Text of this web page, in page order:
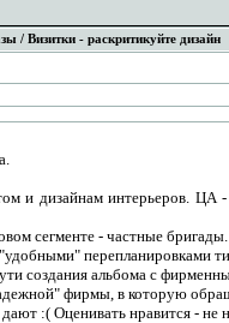
/ Визитки - раскритикуйте дизайн
и дизайнам интерьеров. ЦА
сегменте - частные бригады.
перепланировками
создания альбома с
фирмы, в которую
:( Оценивать нравится - не